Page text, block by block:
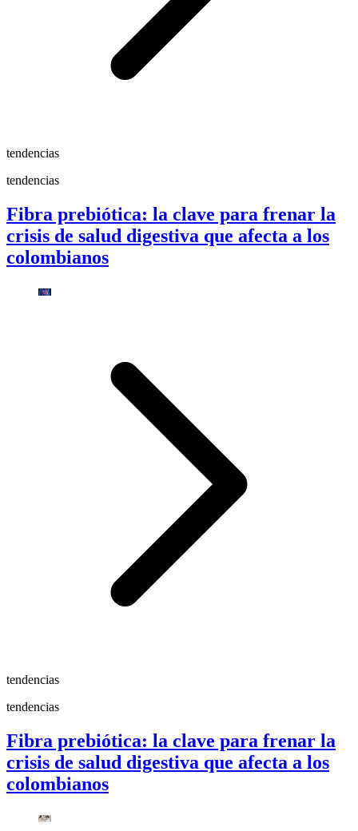
tendencias
tendencias
Fibra prebiótica: la clave para frenar la
crisis de salud digestiva que afecta a los
colombianos
tendencias
tendencias
Fibra prebiótica: la clave para frenar la
crisis de salud digestiva que afecta a los
colombianos